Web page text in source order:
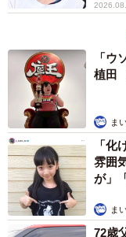
「ウ
植田
ま
「
雰囲
が」
ま
72歳